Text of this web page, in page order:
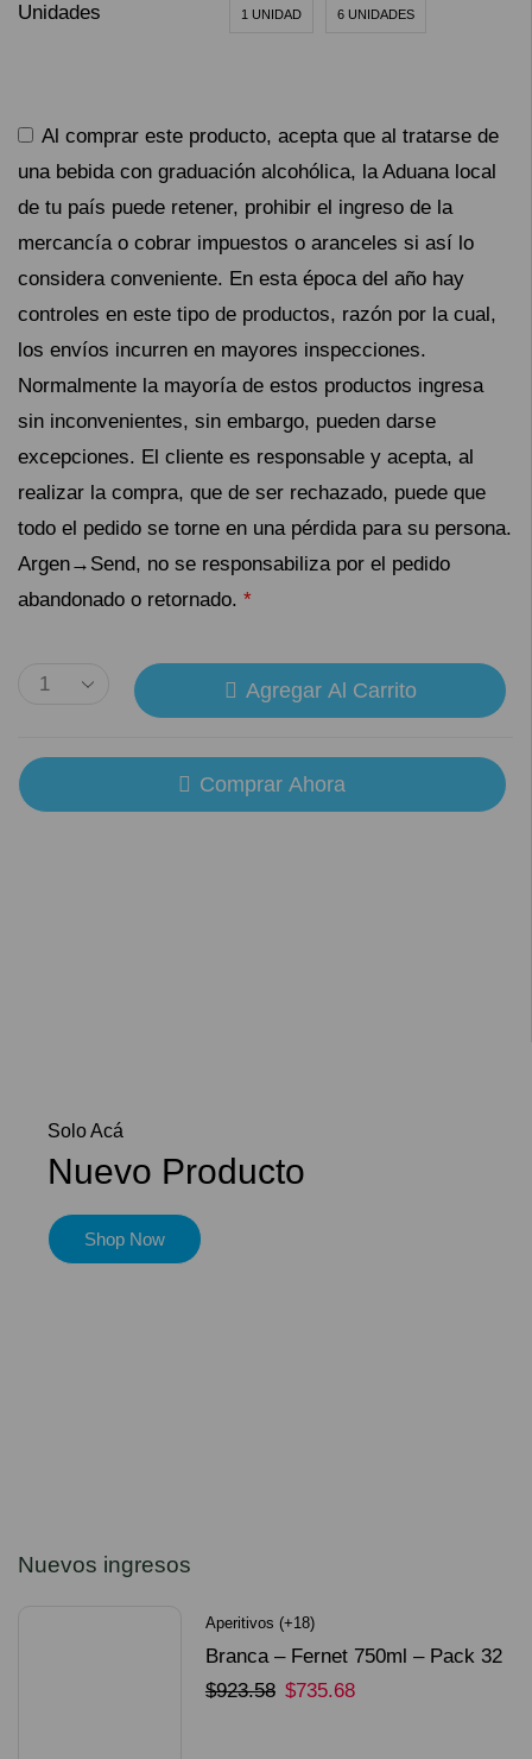
Unidades 1 UNIDAD 6 UNIDADES
Al comprar este producto, acepta que al tratarse de
una bebida con graduación alcohólica, la Aduana local
de tu país puede retener, prohibir el ingreso de la
mercancía o cobrar impuestos o aranceles si así lo
considera conveniente. En esta época del año hay
controles en este tipo de productos, razón por la cual,
los envíos incurren en mayores inspecciones.
Normalmente la mayoría de estos productos ingresa
sin inconvenientes, sin embargo, pueden darse
excepciones. El cliente es responsable y acepta, al
realizar la compra, que de ser rechazado, puede que
todo el pedido se torne en una pérdida para su persona.
Argen→Send, no se responsabiliza por el pedido
abandonado o retornado. *
Agregar Al Carrito
Comprar Ahora
Solo Acá
Nuevo Producto
Shop Now
Nuevos ingresos
Aperitivos (+18)
Branca – Fernet 750ml – Pack 32
Unidades
$923.58 $735.68